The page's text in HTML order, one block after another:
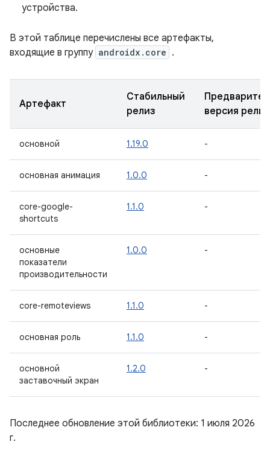
устройства.
В этой таблице перечислены все артефакты,
входящие в группу androidx.core .
Артефакт
Стабильный
релиз
версия
основной 1.19.0 -
основная анимация 1.0.0 -
core-google-
shortcuts
1.1.0 -
основные
показатели
производительности
1.0.0 -
core-remoteviews 1.1.0 -
основная роль 1.1.0 -
основной
заставочный экран
1.2.0 -
Последнее обновление этой библиотеки: 1 июля 2026
г.